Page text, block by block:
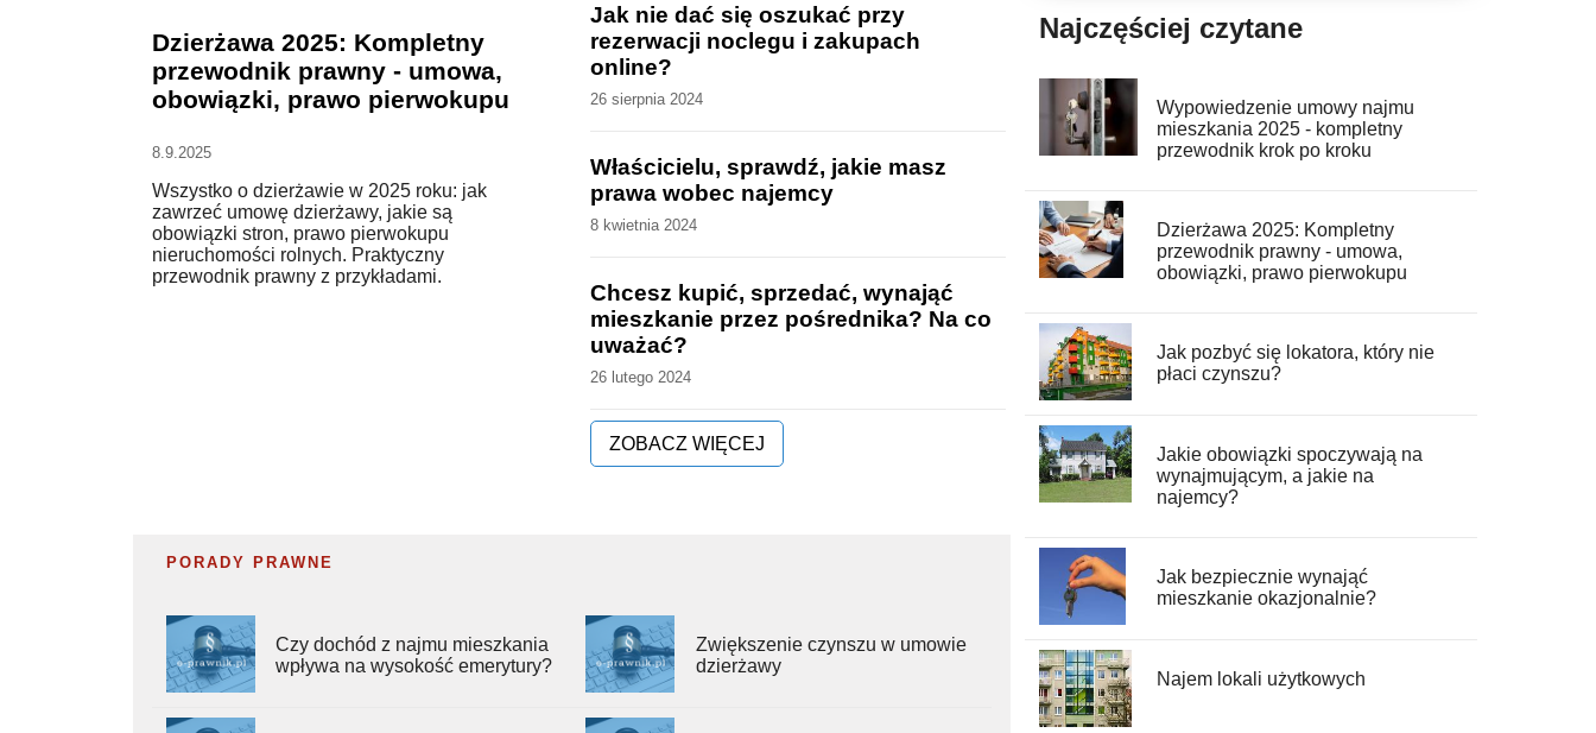
Dzierżawa 2025: Kompletny
przewodnik prawny - umowa,
obowiązki, prawo pierwokupu
8.9.2025
Wszystko o dzierżawie w 2025 roku: jak
zawrzeć umowę dzierżawy, jakie są
obowiązki stron, prawo pierwokupu
nieruchomości rolnych. Praktyczny
przewodnik prawny z przykładami.
Jak nie dać się oszukać przy
rezerwacji noclegu i zakupach
online?
26 sierpnia 2024
Właścicielu, sprawdź, jakie masz
prawa wobec najemcy
8 kwietnia 2024
Chcesz kupić, sprzedać, wynająć
mieszkanie przez pośrednika? Na co
uważać?
26 lutego 2024
ZOBACZ WIĘCEJ
PORADY PRAWNE
Czy dochód z najmu mieszkania
wpływa na wysokość emerytury?
Zwiększenie czynszu w umowie
dzierżawy
Najczęściej czytane
Wypowiedzenie umowy najmu
mieszkania 2025 - kompletny
przewodnik krok po kroku
Dzierżawa 2025: Kompletny
przewodnik prawny - umowa,
obowiązki, prawo pierwokupu
Jak pozbyć się lokatora, który nie
płaci czynszu?
Jakie obowiązki spoczywają na
wynajmującym, a jakie na
najemcy?
Jak bezpiecznie wynająć
mieszkanie okazjonalnie?
Najem lokali użytkowych